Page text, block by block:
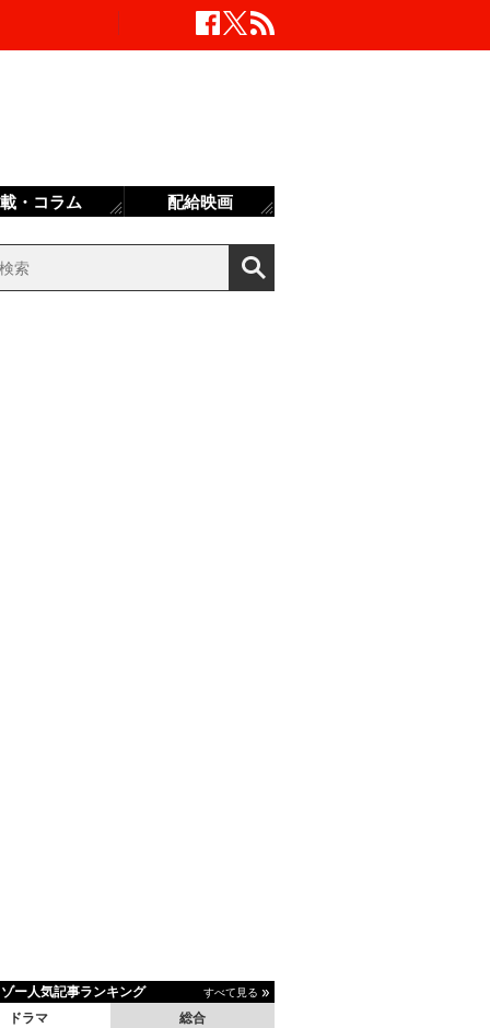
ー人気記事ランキング すべて見る
ドラマ 総合
・コラム 配給映画